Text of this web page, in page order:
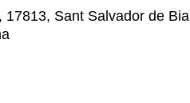
Sant Salvador de